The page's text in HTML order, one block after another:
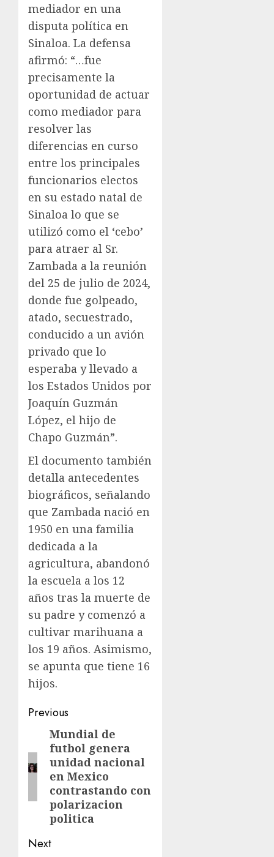
mediador en una
disputa política en
Sinaloa. La defensa
afirmó: “…fue
precisamente la
oportunidad de actuar
como mediador para
resolver las
diferencias en curso
entre los principales
funcionarios electos
en su estado natal de
Sinaloa lo que se
utilizó como el ‘cebo’
para atraer al Sr.
Zambada a la reunión
del 25 de julio de 2024,
donde fue golpeado,
atado, secuestrado,
conducido a un avión
privado que lo
esperaba y llevado a
los Estados Unidos por
Joaquín Guzmán
López, el hijo de
Chapo Guzmán”.
El documento también
detalla antecedentes
biográficos, señalando
que Zambada nació en
1950 en una familia
dedicada a la
agricultura, abandonó
la escuela a los 12
años tras la muerte de
su padre y comenzó a
cultivar marihuana a
los 19 años. Asimismo,
se apunta que tiene 16
hijos.
Previous
Mundial de
futbol genera
unidad nacional
en Mexico
contrastando con
polarizacion
politica
Next